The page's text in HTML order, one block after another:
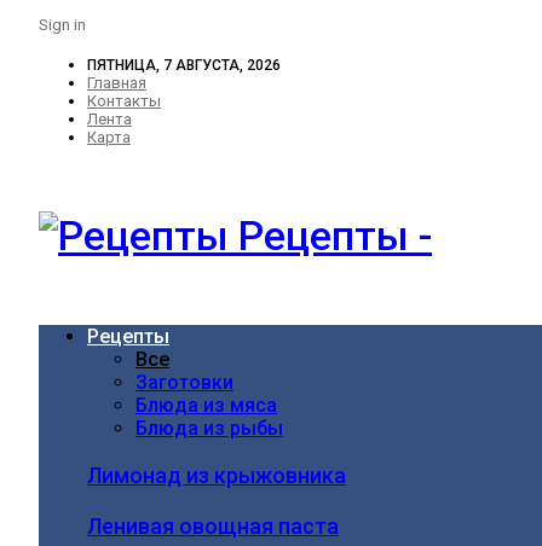
Sign in
ПЯТНИЦА, 7 АВГУСТА, 2026
Главная
Контакты
Лента
Карта
Рецепты -
Рецепты
Все
Заготовки
Блюда из мяса
Блюда из рыбы
Лимонад из крыжовника
Ленивая овощная паста